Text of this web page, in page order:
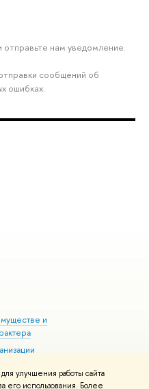
улучшения работы сайта
использования. Более
нам уведомление.
сообщений об
ошибках.
и
здоровья